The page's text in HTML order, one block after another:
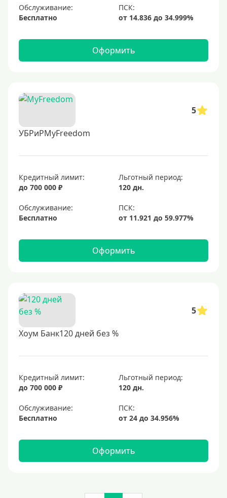
Обслуживание:
Бесплатно
Оформить
5
УБРиРMyFreedom
Кредитный лимит:
до 700 000 ₽
Льготный период:
120 дн.
Обслуживание:
Бесплатно
Оформить
5
Хоум Банк120 дней без %
Кредитный лимит:
до 700 000 ₽
Льготный период:
120 дн.
Обслуживание:
Бесплатно
Оформить